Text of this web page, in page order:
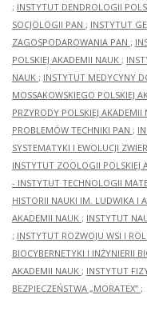
; INSTYTUT DENDROLOGII
SOCJOLOGII PAN ; INSTYTUT
ZAGOSPODAROWANIA PAN ;
POLSKIEJ AKADEMII NAUK ;
NAUK ; INSTYTUT MEDYCYNY
MOSSAKOWSKIEGO POLSKIEJ
PRZYRODY POLSKIEJ AKADEMII
PROBLEMÓW TECHNIKI PAN ;
SYSTEMATYKI I EWOLUCJI
INSTYTUT ZOOLOGII POLSKIEJ
- INSTYTUT TECHNOLOGII
HISTORII NAUKI IM. LUDWIKA I
AKADEMII NAUK ; INSTYTUT
; INSTYTUT ROZWOJU WSI I
BIOCYBERNETYKI I INŻYNIERII
AKADEMII NAUK ; INSTYTUT
BEZPIECZEŃSTWA „MORATEX” ;